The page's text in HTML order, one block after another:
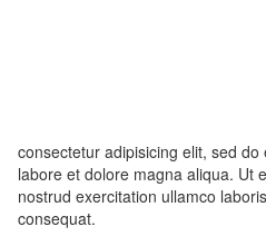
consectetur adipisicing elit, sed
labore et dolore magna aliqua. Ut
nostrud exercitation ullamco
consequat.